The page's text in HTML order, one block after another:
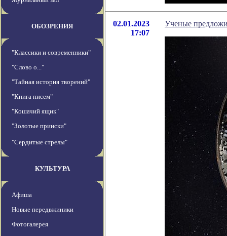
ОБОЗРЕНИЯ
"Классики и современники"
"Слово о..."
"Тайная история творений"
"Книга писем"
"Кошачий ящик"
"Золотые прииски"
"Сердитые стрелы"
КУЛЬТУРА
Афиша
Новые передвжиники
Фотогалерея
02.01.2023
17:07
Ученые